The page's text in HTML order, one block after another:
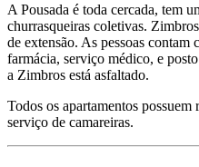
A Pousada é toda cercada, tem
churrasqueiras coletivas.
de extensão. As pessoas contam
farmácia, serviço médico, e
a Zimbros está asfaltado.
Todos os apartamentos
serviço de camareiras.